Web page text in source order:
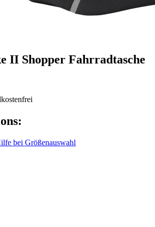
II Shopper Fahrradtasche
bei Größenauswahl